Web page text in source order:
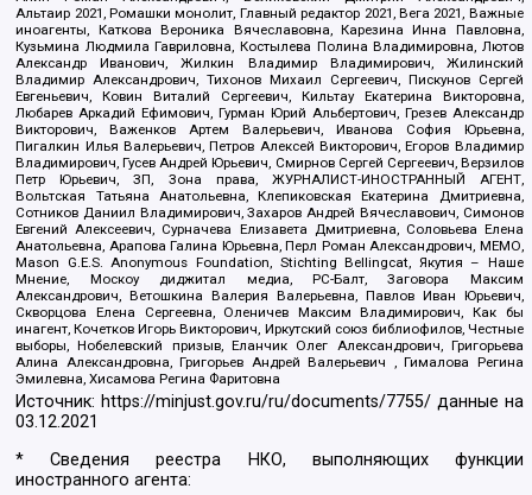
Альтаир 2021, Ромашки монолит, Главный редактор 2021, Вега 2021, Важные
иноагенты, Каткова Вероника Вячеславовна, Карезина Инна Павловна,
Кузьмина Людмила Гавриловна, Костылева Полина Владимировна, Лютов
Александр Иванович, Жилкин Владимир Владимирович, Жилинский
Владимир Александрович, Тихонов Михаил Сергеевич, Пискунов Сергей
Евгеньевич, Ковин Виталий Сергеевич, Кильтау Екатерина Викторовна,
Любарев Аркадий Ефимович, Гурман Юрий Альбертович, Грезев Александр
Викторович, Важенков Артем Валерьевич, Иванова София Юрьевна,
Пигалкин Илья Валерьевич, Петров Алексей Викторович, Егоров Владимир
Владимирович, Гусев Андрей Юрьевич, Смирнов Сергей Сергеевич, Верзилов
Петр Юрьевич, ЗП, Зона права, ЖУРНАЛИСТ-ИНОСТРАННЫЙ АГЕНТ,
Вольтская Татьяна Анатольевна, Клепиковская Екатерина Дмитриевна,
Сотников Даниил Владимирович, Захаров Андрей Вячеславович, Симонов
Евгений Алексеевич, Сурначева Елизавета Дмитриевна, Соловьева Елена
Анатольевна, Арапова Галина Юрьевна, Перл Роман Александрович, МЕМО,
Mason G.E.S. Anonymous Foundation, Stichting Bellingcat, Якутия – Наше
Мнение, Москоу диджитал медиа, РС-Балт, Заговора Максим
Александрович, Ветошкина Валерия Валерьевна, Павлов Иван Юрьевич,
Скворцова Елена Сергеевна, Оленичев Максим Владимирович, Как бы
инагент, Кочетков Игорь Викторович, Иркутский союз библиофилов, Честные
выборы, Нобелевский призыв, Еланчик Олег Александрович, Григорьева
Алина Александровна, Григорьев Андрей Валерьевич , Гималова Регина
Эмилевна, Хисамова Регина Фаритовна
Источник: https://minjust.gov.ru/ru/documents/7755/ данные на
03.12.2021
* Сведения реестра НКО, выполняющих функции
иностранного агента: